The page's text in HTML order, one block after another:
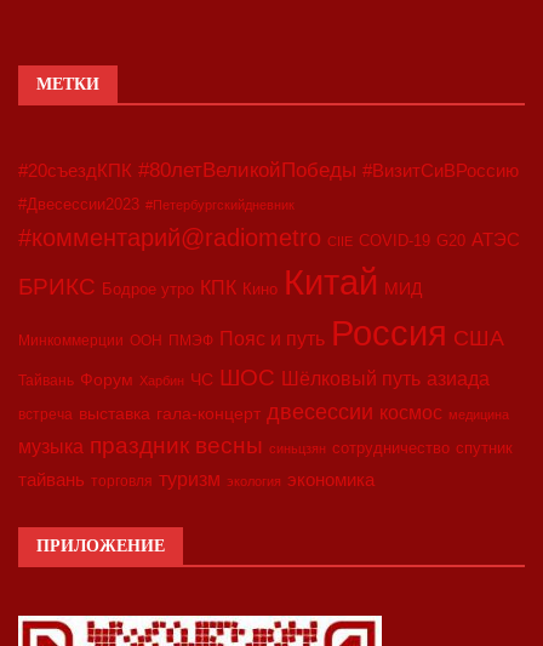
МЕТКИ
#20съездКПК #80летВеликойПобеды #ВизитСиВРоссию
#Двесессии2023 #Петербургскийдневник
#комментарий@radiometro CIIE COVID-19 G20 АТЭС
БРИКС Бодрое утро КПК Кино Китай МИД
Минкоммерции ООН ПМЭФ Пояс и путь Россия США
Тайвань Форум Харбин ЧС ШОС Шёлковый путь азиада
встреча выставка гала-концерт двесессии космос медицина
музыка праздник весны синьцзян сотрудничество спутник
тайвань торговля туризм экология экономика
ПРИЛОЖЕНИЕ